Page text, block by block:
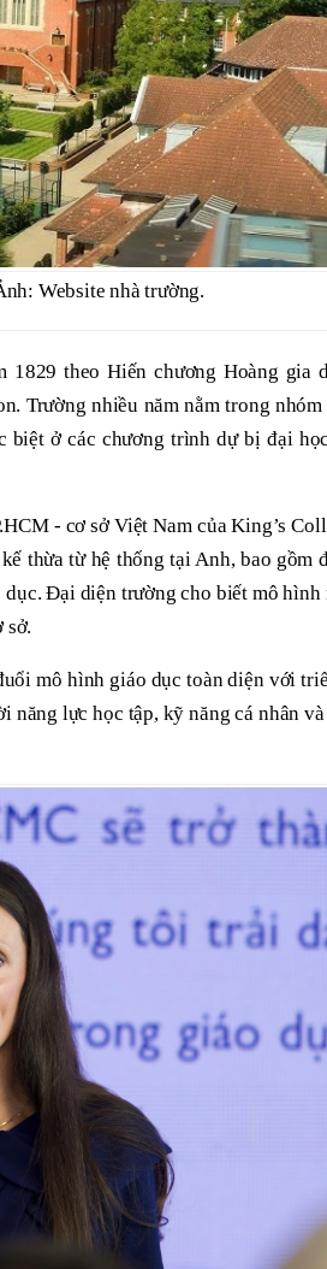
Website nhà trường.
1829 theo Hiến chương Hoàng gia
Trường nhiều năm nằm trong nhóm
biệt ở các chương trình dự bị đại
- cơ sở Việt Nam của King’s
thừa từ hệ thống tại Anh, bao gồm
Đại diện trường cho biết mô hình
sở.
mô hình giáo dục toàn diện với
lực học tập, kỹ năng cá nhân